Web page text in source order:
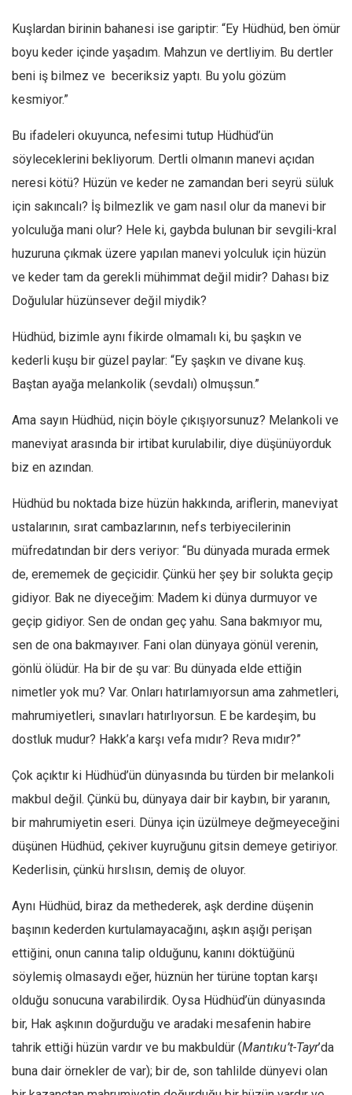
Selçuk Türkyılmaz
Mehmet Ali Tekin
Bağdagül Öz
Esra Elönü
Tüm Sayılar
Kategoriler
Kültür Sanat
Kitap
Karisi kitap sualleri
7 soruda bu hafta
Spor
Manzara
Siyaset
Dünya
Avrupa
Asya
Afrika
İslam Dünyası
Amerika
Avustralya
Tarih
Düşünce
Dosyalar
Kuşlardan birinin bahanesi ise gariptir: “Ey Hüdhüd, ben ömür
boyu keder içinde yaşadım. Mahzun ve dertliyim. Bu dertler
beni iş bilmez ve beceriksiz yaptı. Bu yolu gözüm
kesmiyor.”
Bu ifadeleri okuyunca, nefesimi tutup Hüdhüd’ün
söyleceklerini bekliyorum. Dertli olmanın manevi açıdan
neresi kötü? Hüzün ve keder ne zamandan beri seyrü süluk
için sakıncalı? İş bilmezlik ve gam nasıl olur da manevi bir
yolculuğa mani olur? Hele ki, gaybda bulunan bir sevgili-kral
huzuruna çıkmak üzere yapılan manevi yolculuk için hüzün
ve keder tam da gerekli mühimmat değil midir? Dahası biz
Doğulular hüzünsever değil miydik?
Hüdhüd, bizimle aynı fikirde olmamalı ki, bu şaşkın ve
kederli kuşu bir güzel paylar: “Ey şaşkın ve divane kuş.
Baştan ayağa melankolik (sevdalı) olmuşsun.”
Ama sayın Hüdhüd, niçin böyle çıkışıyorsunuz? Melankoli ve
maneviyat arasında bir irtibat kurulabilir, diye düşünüyorduk
biz en azından.
Hüdhüd bu noktada bize hüzün hakkında, ariflerin, maneviyat
ustalarının, sırat cambazlarının, nefs terbiyecilerinin
müfredatından bir ders veriyor: “Bu dünyada murada ermek
de, erememek de geçicidir. Çünkü her şey bir solukta geçip
gidiyor. Bak ne diyeceğim: Madem ki dünya durmuyor ve
geçip gidiyor. Sen de ondan geç yahu. Sana bakmıyor mu,
sen de ona bakmayıver. Fani olan dünyaya gönül verenin,
gönlü ölüdür. Ha bir de şu var: Bu dünyada elde ettiğin
nimetler yok mu? Var. Onları hatırlamıyorsun ama zahmetleri,
mahrumiyetleri, sınavları hatırlıyorsun. E be kardeşim, bu
dostluk mudur? Hakk’a karşı vefa mıdır? Reva mıdır?”
Çok açıktır ki Hüdhüd’ün dünyasında bu türden bir melankoli
makbul değil. Çünkü bu, dünyaya dair bir kaybın, bir yaranın,
bir mahrumiyetin eseri. Dünya için üzülmeye değmeyeceğini
düşünen Hüdhüd, çekiver kuyruğunu gitsin demeye getiriyor.
Kederlisin, çünkü hırslısın, demiş de oluyor.
Aynı Hüdhüd, biraz da methederek, aşk derdine düşenin
başının kederden kurtulamayacağını, aşkın aşığı perişan
ettiğini, onun canına talip olduğunu, kanını döktüğünü
söylemiş olmasaydı eğer, hüznün her türüne toptan karşı
olduğu sonucuna varabilirdik. Oysa Hüdhüd’ün dünyasında
bir, Hak aşkının doğurduğu ve aradaki mesafenin habire
tahrik ettiği hüzün vardır ve bu makbuldür (Mantıku’t-Tayr’da
buna dair örnekler de var); bir de, son tahlilde dünyevi olan